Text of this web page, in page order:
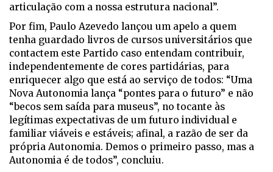
articulação com a nossa estrutura nacional”.
Por fim, Paulo Azevedo lançou um apelo a quem
tenha guardado livros de cursos universitários que
contactem este Partido caso entendam contribuir,
independentemente de cores partidárias, para
enriquecer algo que está ao serviço de todos: “Uma
Nova Autonomia lança “pontes para o futuro” e não
“becos sem saída para museus”, no tocante às
legítimas expectativas de um futuro individual e
familiar viáveis e estáveis; afinal, a razão de ser da
própria Autonomia. Demos o primeiro passo, mas a
Autonomia é de todos”, concluiu.